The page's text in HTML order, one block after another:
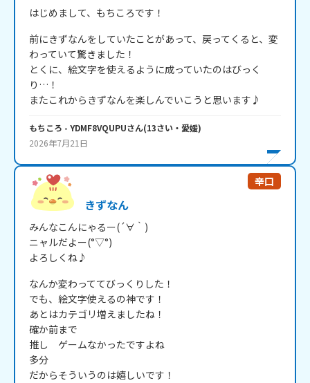
はじめまして、もちころです！
前にきずなんをしていたことがあって、戻ってくると、変
わっていて驚きました！
とくに、絵文字を使えるように成っていたのはびっく
り…！
またこれからきずなんを楽しんでいこうと思います♪
もちころ - YDMF8VQUPUさん(13さい・ 愛媛)
2026年7月21日
辛口
きずなん
みんなこんにゃるー(´∀｀)
ニャルだよー(°▽°)
よろしくね♪
なんか変わっててびっくりした！
でも、絵文字使えるの神です！
あとはカテゴリ増えましたね！
確か前まで
推し　ゲームなかったですよね
多分
だからそういうのは嬉しいです！